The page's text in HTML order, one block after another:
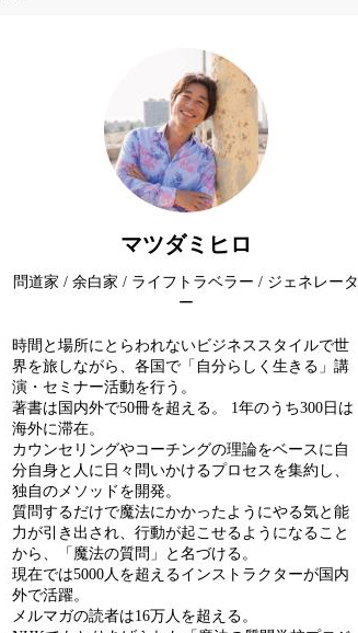
マツダミヒロ
問道家 / 余白家 / ライフトラベラー / ジェネレータ
ー
時間と場所にとらわれないビジネススタイルで世
界を旅しながら、各国で「自分らしく生きる」講
演・セミナー活動を行う。
著書は国内外で50冊を超える。 1年のうち300日は
海外に滞在。
カウンセリングやコーチングの理論をベースに自
分自身と人に日々問いかけるプロセスを集約し、
独自のメソッドを開発。
質問するだけで魔法にかかったようにやる気と能
力が引き出され、行動が起こせるようになること
から、「魔法の質問」と名づける。
現在では5000人を超えるインストラクターが国内
外で活躍。
メルマガの読者は16万人を超える。